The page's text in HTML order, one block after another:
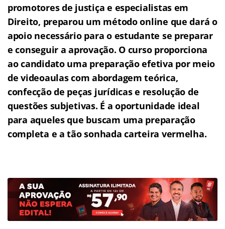
promotores de justiça e especialistas em
Direito, preparou um método online que dará o
apoio necessário para o estudante se preparar
e conseguir a aprovação. O curso proporciona
ao candidato uma preparação efetiva por meio
de videoaulas com abordagem teórica,
confecção de peças jurídicas e resolução de
questões subjetivas. É a oportunidade ideal
para aqueles que buscam uma preparação
completa e a tão sonhada carteira vermelha.